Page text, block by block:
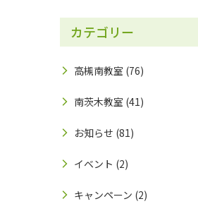
カテゴリー
高槻南教室 (76)
南茨木教室 (41)
お知らせ (81)
イベント (2)
キャンペーン (2)